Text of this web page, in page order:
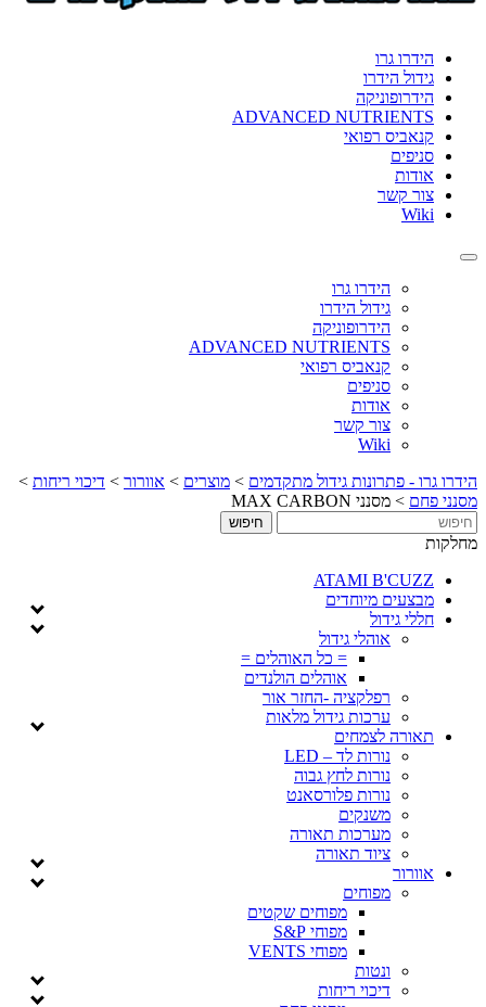
הידרו גרו
גידול הידרו
הידרופוניקה
ADVANCED NUTRIENTS
קנאביס רפואי
סניפים
אודות
צור קשר
Wiki
Toggle
הידרו גרו
גידול הידרו
הידרופוניקה
ADVANCED NUTRIENTS
קנאביס רפואי
סניפים
אודות
צור קשר
Wiki
הידרו גרו - פתרונות גידול מתקדמים > מוצרים > אוורור > דיכוי ריחות >
מסנני פחם > מסנני MAX CARBON
מחלקות
ATAMI B'CUZZ
מבצעים מיוחדים
חללי גידול
אוהלי גידול
= כל האוהלים =
אוהלים הולנדים
רפלקציה -החזר אור
ערכות גידול מלאות
תאורה לצמחים
נורות לד – LED
נורות לחץ גבוה
נורות פלורסאנט
משנקים
מערכות תאורה
ציוד תאורה
אוורור
מפוחים
מפוחים שקטים
מפוחי S&P
מפוחי VENTS
ונטות
דיכוי ריחות
format_underlined הוסף קו תחתון לקישורים
את
כל